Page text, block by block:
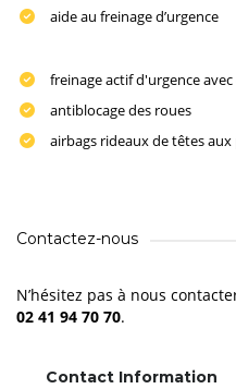
aide au freinage d’urgence
freinage actif d'urgence
antiblocage des roues
airbags rideaux de têtes
Contactez-nous
N’hésitez pas à nous
02 41 94 70 70.
Contact Information